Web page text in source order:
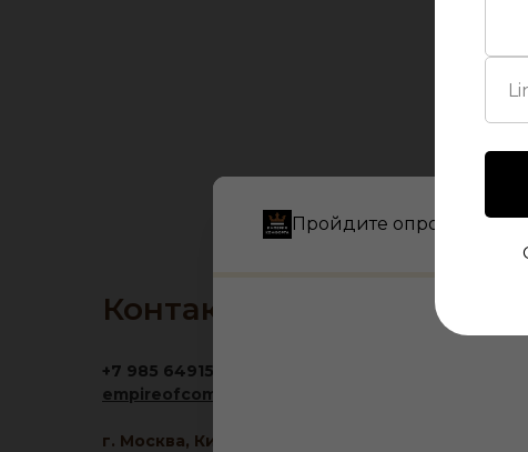
Пройдите опрос и
Контакты
+7 985 6491516
empireofcomfort@yandex.ru
г. Москва, Кировоградская ул., 11, корп. 1, ТЦ